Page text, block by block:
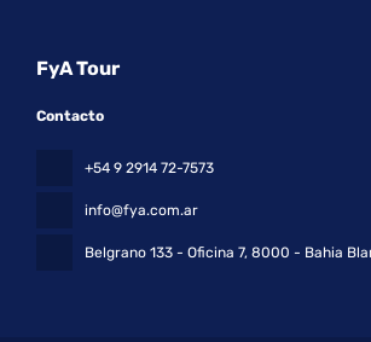
FyA Tour
Contacto
+54 9 2914 72-7573
info@fya.com.ar
Belgrano 133 - Oficina 7, 8000 - Bahia